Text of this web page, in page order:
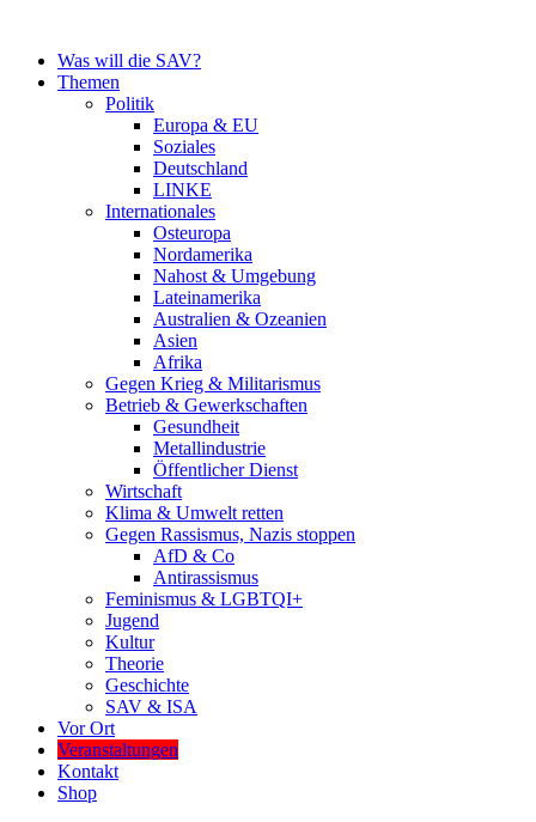
springenWas will die SAV?
Themen
Politik
Europa & EU
Soziales
Deutschland
LINKE
Internationales
Osteuropa
Nordamerika
Nahost & Umgebung
Lateinamerika
Australien & Ozeanien
Asien
Afrika
Gegen Krieg & Militarismus
Betrieb & Gewerkschaften
Gesundheit
Metallindustrie
Öffentlicher Dienst
Wirtschaft
Klima & Umwelt retten
Gegen Rassismus, Nazis stoppen
AfD & Co
Antirassismus
Feminismus & LGBTQI+
Jugend
Kultur
Theorie
Geschichte
SAV & ISA
Vor Ort
Veranstaltungen
Kontakt
Shop